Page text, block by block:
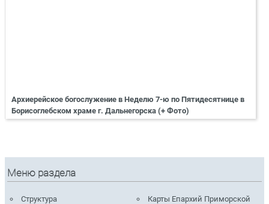
Архиерейское богослужение в Неделю 7-ю по Пятидесятнице в
Борисоглебском храме г. Дальнегорска (+ Фото)
Меню раздела
Структура
Карты Епархий Приморской